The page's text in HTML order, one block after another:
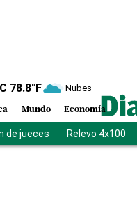
78.8°F Nubes
Mundo Economía
de jueces Relevo 4x100